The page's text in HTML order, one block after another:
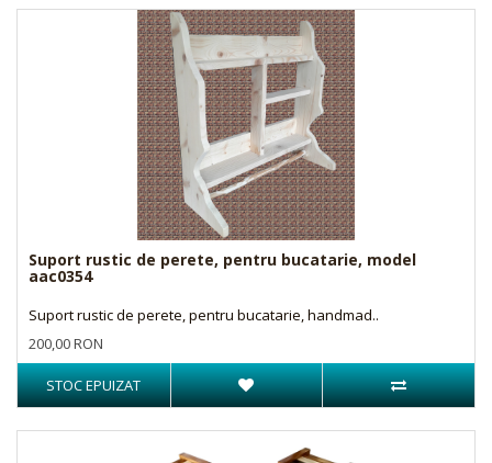
Suport rustic de perete, pentru bucatarie, model
aac0354
Suport rustic de perete, pentru bucatarie, handmad..
200,00 RON
STOC EPUIZAT